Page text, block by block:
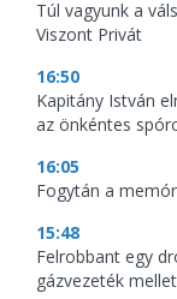
Túl vagyunk a
Viszont Privát
16:50
Kapitány István
az önkéntes
16:05
Fogytán a
15:48
Felrobbant egy
gázvezeték